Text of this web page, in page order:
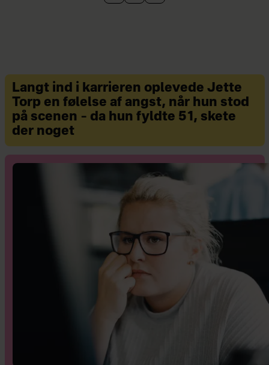
derudover forfatter til romanen
'Babyalarm – en psykologisk thriller
om en nybagt mor'. Vibeke bor i Valby
i en sammenbragt familie med mand,
tre børn samt kat.
Langt ind i karrieren oplevede Jette
Torp en følelse af angst, når hun stod
på scenen – da hun fyldte 51, skete
der noget